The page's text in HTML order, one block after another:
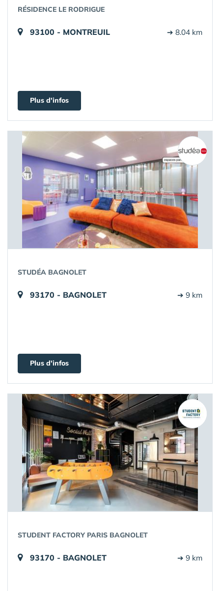
RÉSIDENCE LE RODRIGUE
93100 - MONTREUIL ➔ 8.04 km
Plus d'infos
STUDÉA BAGNOLET
93170 - BAGNOLET ➔ 9 km
Plus d'infos
STUDENT FACTORY PARIS BAGNOLET
93170 - BAGNOLET ➔ 9 km